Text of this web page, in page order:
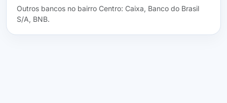
Outros bancos no bairro Centro: Caixa, Banco do Brasil
S/A, BNB.